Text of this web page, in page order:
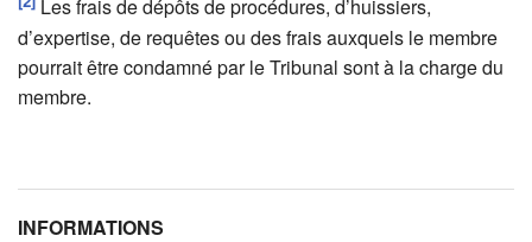
Les frais de dépôts de procédures, d’huissiers,
d’expertise, de requêtes ou des frais auxquels le membre
pourrait être condamné par le Tribunal sont à la charge du
membre.
INFORMATIONS